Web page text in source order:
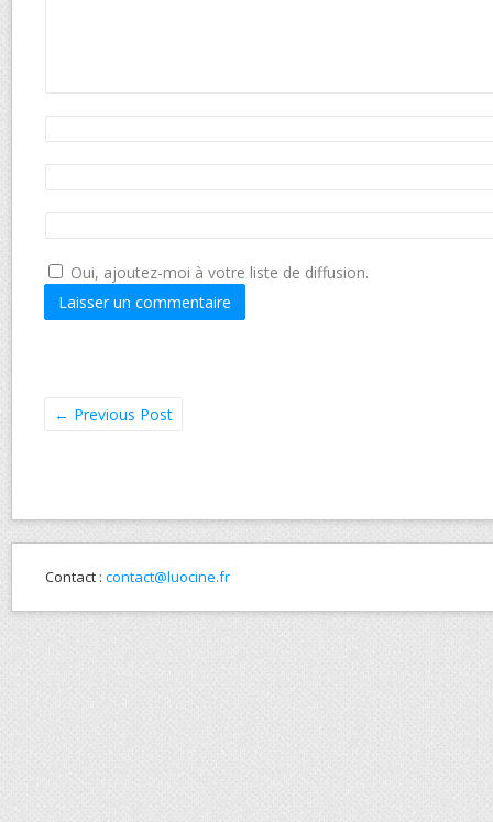
Oui, ajoutez-moi à votre liste de diffusion.
← Previous Post
Contact : contact@luocine.fr